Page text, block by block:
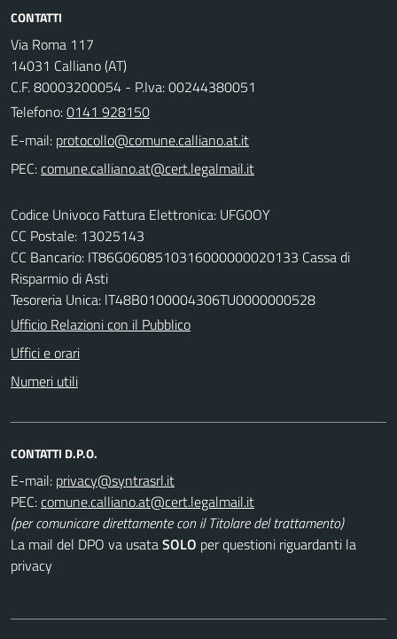
CONTATTI
Via Roma 117
14031 Calliano (AT)
C.F. 80003200054 - P.Iva: 00244380051
Telefono:0141 928150
E-mail:
PEC:
Codice Univoco Fattura Elettronica: UFG0OY
CC Postale: 13025143
CC Bancario: IT86G0608510316000000020133 Cassa di
Risparmio di Asti
Tesoreria Unica: lT48B0100004306TU0000000528
Ufficio Relazioni con il Pubblico
Uffici e orari
Numeri utili
CONTATTI D.P.O.
E-mail:
PEC:
(per comunicare direttamente con il Titolare del trattamento)
La mail del DPO va usataSOLO per questioni riguardanti la
privacy